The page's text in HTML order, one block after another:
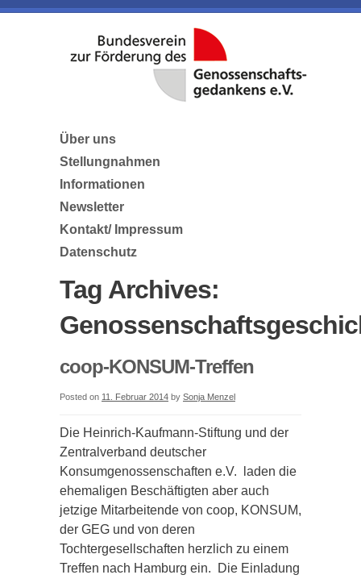
Über uns
Stellungnahmen
Informationen
Newsletter
Kontakt/ Impressum
Datenschutz
Tag Archives:
coop-KONSUM-Treffen
Posted on 11. Februar 2014 by Sonja Menzel
Die Heinrich-Kaufmann-Stiftung und der
Zentralverband deutscher
Konsumgenossenschaften e.V. laden die
ehemaligen Beschäftigten aber auch
jetzige Mitarbeitende von coop, KONSUM,
der GEG und von deren
Tochtergesellschaften herzlich zu einem
Treffen nach Hamburg ein. Die Einladung